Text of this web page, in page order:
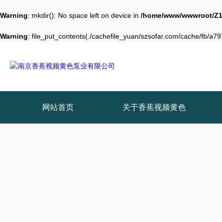
Warning: mkdir(): No space left on device in /home/www/wwwroot/
Warning: file_put_contents(./cachefile_yuan/szsofar.com/cache/fb/
网站首页 关于香蕉视频黄色